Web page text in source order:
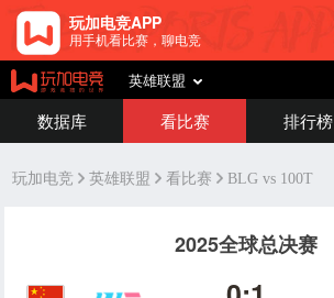
玩加电竞APP
用手机看比赛，聊电竞
英雄联盟
数据库 看比赛 排行榜
玩加电竞 英雄联盟 看比赛 BLG vs 100T
2025全球总决赛